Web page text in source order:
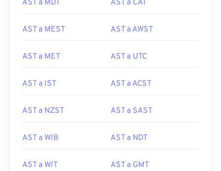
AST a MDT AST a CAT
AST a MEST AST a AWST
AST a MET AST a UTC
AST a IST AST a ACST
AST a NZST AST a SAST
AST a WIB AST a NDT
AST a WIT AST a GMT